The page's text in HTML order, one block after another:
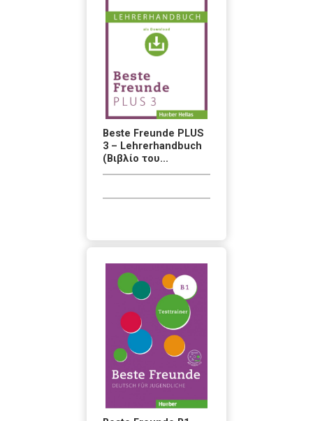
Beste Freunde PLUS
3 – Lehrerhandbuch
(Βιβλίο του...